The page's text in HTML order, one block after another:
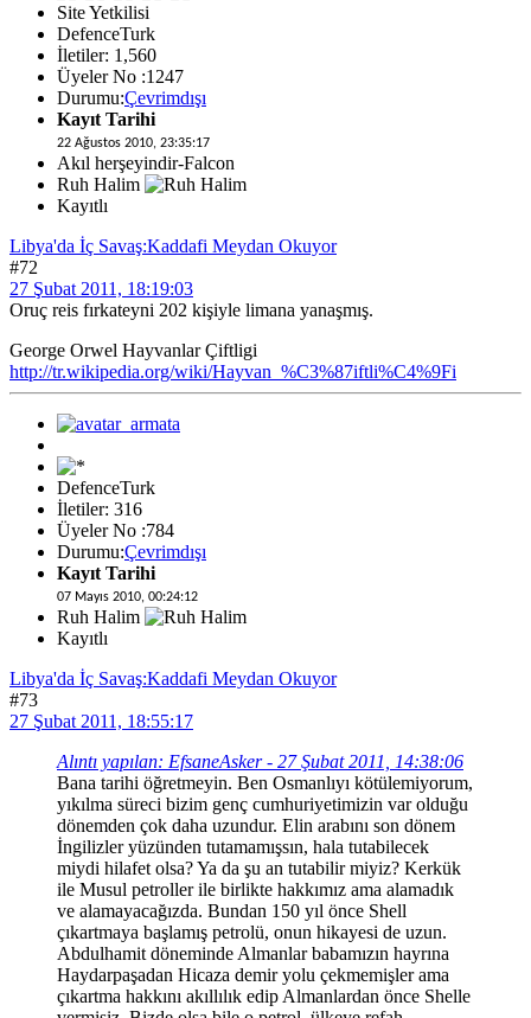
Site Yetkilisi
DefenceTurk
İletiler: 1,560
Üyeler No :1247
Durumu:Çevrimdışı
Kayıt Tarihi
22 Ağustos 2010, 23:35:17
Akıl herşeyindir-Falcon
Ruh Halim
Kayıtlı
Libya'da İç Savaş:Kaddafi Meydan Okuyor
#72
27 Şubat 2011, 18:19:03
Oruç reis fırkateyni 202 kişiyle limana yanaşmış.
George Orwel Hayvanlar Çiftligi
http://tr.wikipedia.org/wiki/Hayvan_%C3%87iftli%C4%9Fi
DefenceTurk
İletiler: 316
Üyeler No :784
Durumu:Çevrimdışı
Kayıt Tarihi
07 Mayıs 2010, 00:24:12
Ruh Halim
Kayıtlı
Libya'da İç Savaş:Kaddafi Meydan Okuyor
#73
27 Şubat 2011, 18:55:17
Alıntı yapılan: EfsaneAsker - 27 Şubat 2011, 14:38:06
Bana tarihi öğretmeyin. Ben Osmanlıyı kötülemiyorum,
yıkılma süreci bizim genç cumhuriyetimizin var olduğu
dönemden çok daha uzundur. Elin arabını son dönem
İngilizler yüzünden tutamamışsın, hala tutabilecek
miydi hilafet olsa? Ya da şu an tutabilir miyiz? Kerkük
ile Musul petroller ile birlikte hakkımız ama alamadık
ve alamayacağızda. Bundan 150 yıl önce Shell
çıkartmaya başlamış petrolü, onun hikayesi de uzun.
Abdulhamit döneminde Almanlar babamızın hayrına
Haydarpaşadan Hicaza demir yolu çekmemişler ama
çıkartma hakkını akıllılık edip Almanlardan önce Shelle